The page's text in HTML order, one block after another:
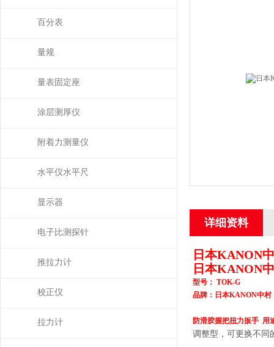
百分表
量规
量表固定座
涂层测厚仪
附着力测量仪
水平仪水平尺
显示器
电子比测探针
推拉力计
校正仪
拉力计
详细资料
日本KANON
日本KANON
型号： TOK-G
品牌：日本KANON中村
防滑胶握把扭力扳手 用
调整型，可更换不同